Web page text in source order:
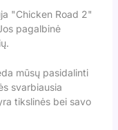
"Chicken Road 2"
pagalbinė
mūsų pasidalinti
svarbiausia
tikslinės bei savo